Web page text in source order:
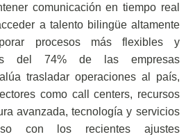
comunicación en tiempo real
a talento bilingüe altamente
procesos más flexibles y
del 74% de las empresas
trasladar operaciones al país,
como call centers, recursos
avanzada, tecnología y servicios
con los recientes ajustes